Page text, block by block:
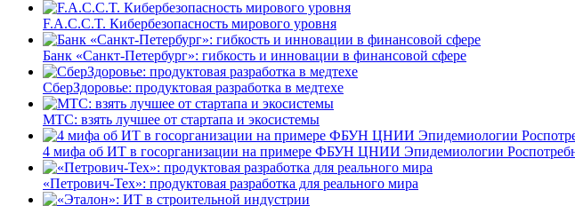
F.A.C.C.T. Кибербезопасность мирового уровня
Банк «Санкт-Петербург»: гибкость и инновации в финансовой сфере
СберЗдоровье: продуктовая разработка в медтехе
МТС: взять лучшее от стартапа и экосистемы
4 мифа об ИТ в госорганизации на примере ФБУН ЦНИИ Эпидемиологии
«Петрович-Тех»: продуктовая разработка для реального мира